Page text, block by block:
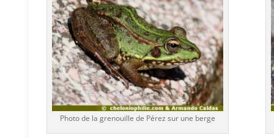
Photo de la grenouille de Pérez sur une berge